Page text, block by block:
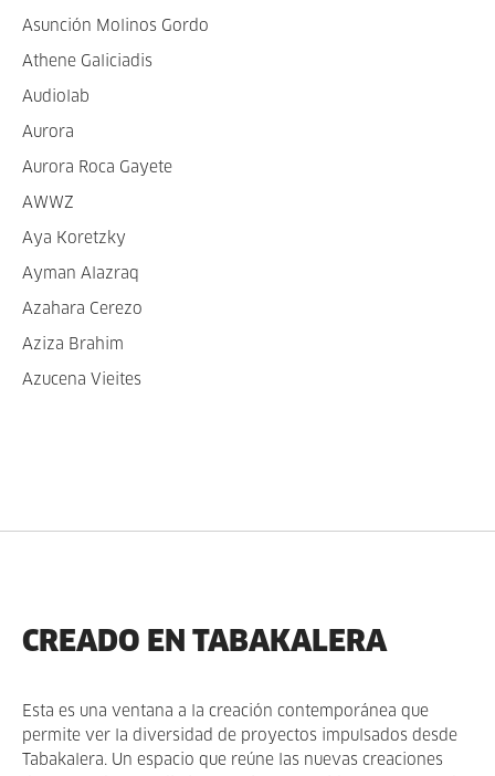
Asunción Molinos Gordo
Athene Galiciadis
Audiolab
Aurora
Aurora Roca Gayete
AWWZ
Aya Koretzky
Ayman Alazraq
Azahara Cerezo
Aziza Brahim
Azucena Vieites
CREADO EN TABAKALERA
Esta es una ventana a la creación contemporánea que
permite ver la diversidad de proyectos impulsados desde
Tabakalera. Un espacio que reúne las nuevas creaciones